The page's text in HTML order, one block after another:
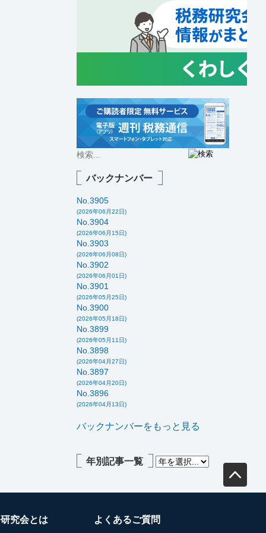
バックナンバー
No.3905
(2026年06月22日)
No.3904
(2026年06月15日)
No.3903
(2026年06月08日)
No.3902
(2026年06月01日)
No.3901
(2026年05月25日)
No.3900
(2026年05月18日)
No.3899
(2026年05月11日)
No.3898
(2026年04月27日)
No.3897
(2026年04月20日)
No.3896
(2026年04月13日)
バックナンバーをもっと見る
年別記事一覧
究会とは よくあるご質問